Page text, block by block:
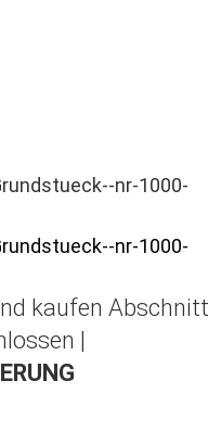
kaufen Abschnitt
|